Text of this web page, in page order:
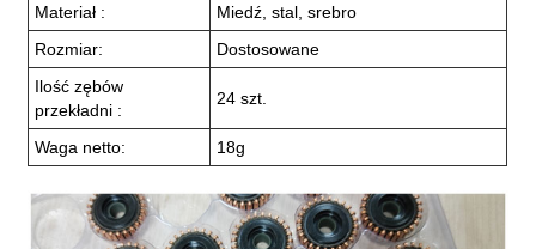
Materiał :
Miedź, stal, srebro
Rozmiar:
Dostosowane
Ilość zębów
przekładni :
24 szt.
Waga netto: 18g